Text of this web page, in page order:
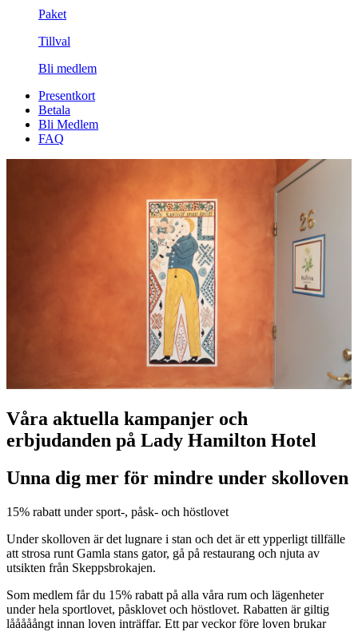
Paket
Tillval
Bli medlem
Presentkort
Betala
Bli Medlem
FAQ
Våra aktuella kampanjer och
erbjudanden på Lady Hamilton Hotel
Unna dig mer för mindre under skolloven
15% rabatt under sport-, påsk- och höstlovet
Under skolloven är det lugnare i stan och det är ett ypperligt tillfälle
att strosa runt Gamla stans gator, gå på restaurang och njuta av
utsikten från Skeppsbrokajen.
Som medlem får du 15% rabatt på alla våra rum och lägenheter
under hela sportlovet, påsklovet och höstlovet. Rabatten är giltig
lååååångt innan loven inträffar. Ett par veckor före loven brukar